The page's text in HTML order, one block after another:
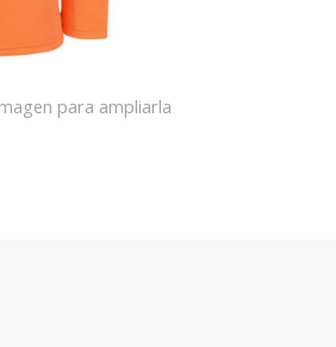
para ampliarla